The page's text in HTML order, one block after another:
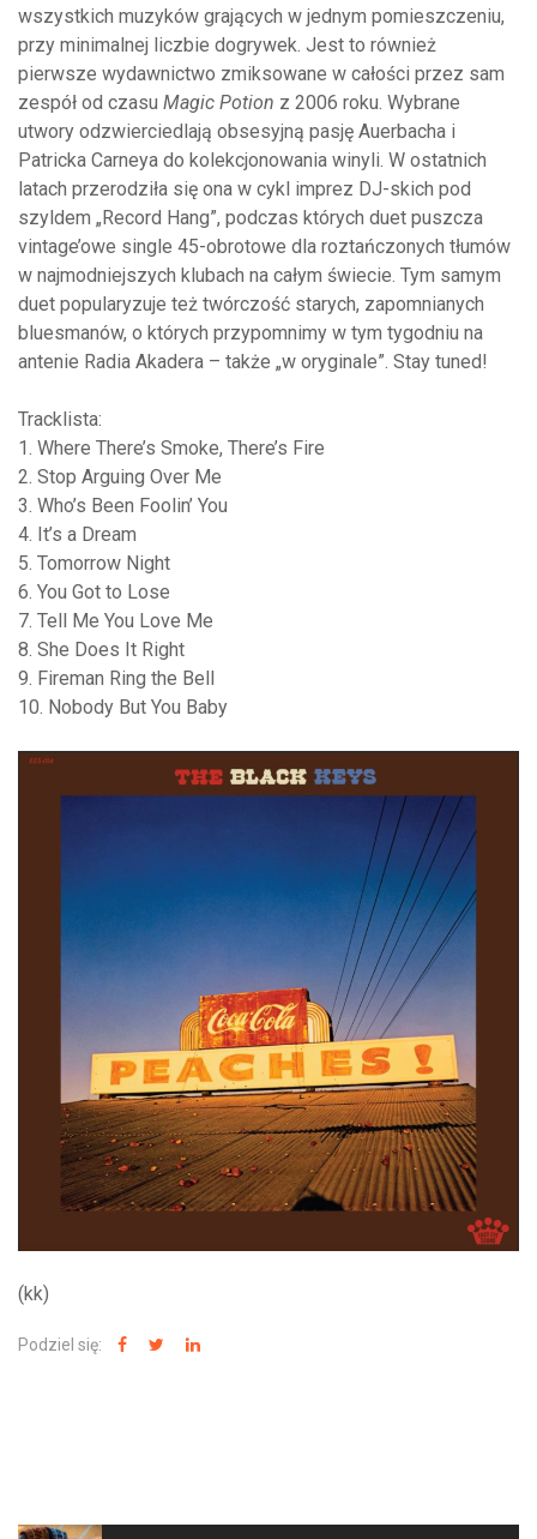
wszystkich muzyków grających w jednym pomieszczeniu,
przy minimalnej liczbie dogrywek. Jest to również
pierwsze wydawnictwo zmiksowane w całości przez sam
zespół od czasu Magic Potion z 2006 roku. Wybrane
utwory odzwierciedlają obsesyjną pasję Auerbacha i
Patricka Carneya do kolekcjonowania winyli. W ostatnich
latach przerodziła się ona w cykl imprez DJ-skich pod
szyldem „Record Hang”, podczas których duet puszcza
vintage’owe single 45-obrotowe dla roztańczonych tłumów
w najmodniejszych klubach na całym świecie. Tym samym
duet popularyzuje też twórczość starych, zapomnianych
bluesmanów, o których przypomnimy w tym tygodniu na
antenie Radia Akadera – także „w oryginale”. Stay tuned!
Tracklista:
1. Where There’s Smoke, There’s Fire
2. Stop Arguing Over Me
3. Who’s Been Foolin’ You
4. It’s a Dream
5. Tomorrow Night
6. You Got to Lose
7. Tell Me You Love Me
8. She Does It Right
9. Fireman Ring the Bell
10. Nobody But You Baby
(kk)
Podziel się: